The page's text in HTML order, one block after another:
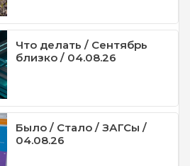
Что делать / Сентябрь
близко / 04.08.26
Было / Стало / ЗАГСы /
04.08.26